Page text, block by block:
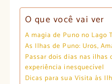
O que você vai ver
A magia de Puno no Lago
As Ilhas de Puno: Uros,
Passar dois dias nas ilhas
experiência inesquecível
Dicas para sua Visita às